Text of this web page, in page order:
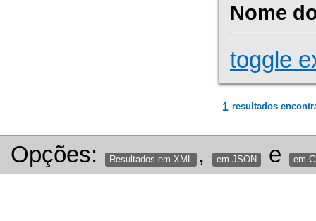
Nome
toggle
1 resultados
Opções: Resultados em XML , em JSON e em